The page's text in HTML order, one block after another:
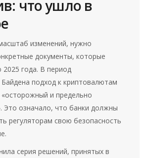
что ушло в
изменений, нужно
документы, которые
2025 года. В период
подход к криптовалютам
и предельно
Это означало, что банки должны
регуляторам свою безопасность
серия решений, принятых в